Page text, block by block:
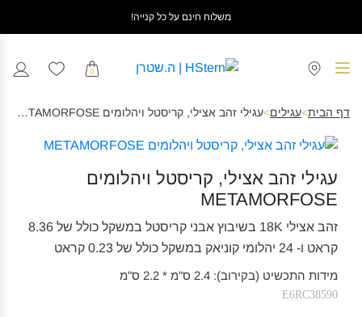
משלוח חינם על כל קנייה!
0
דף הבית>עגילים> עגילי זהב אצילי, קריסטל ויהלומים METAMORFOSE
עגילי זהב אצילי, קריסטל ויהלומים
METAMORFOSE
זהב אצילי 18K בשיבוץ אבני קריסטל במשקל כולל של 8.36
קראט ו- 24 יהלומי קוניאק במשקל כולל של 0.23 קראט
מידות התכשיט (בקירוב): 2.4 ס"מ * 2.2 ס"מ
E6RC38590